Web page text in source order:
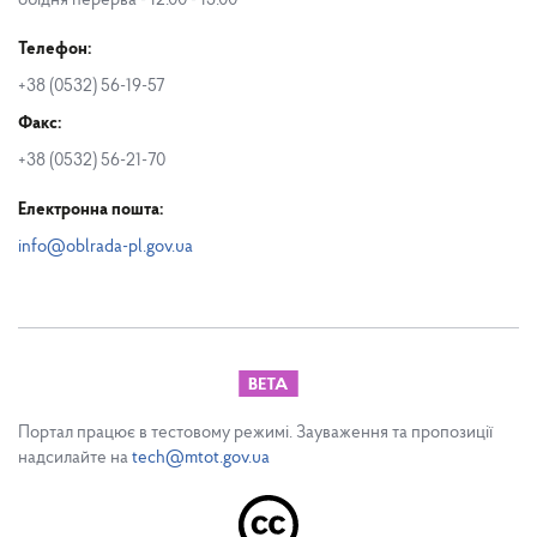
Телефон:
+38 (0532) 56-19-57
Факс:
+38 (0532) 56-21-70
Електронна пошта:
info@oblrada-pl.gov.ua
Портал працює в тестовому режимі. Зауваження та пропозиції
надсилайте на tech@mtot.gov.ua